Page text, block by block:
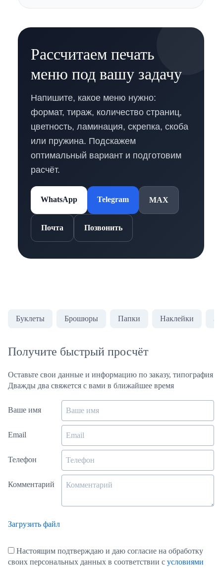
Рассчитаем печать
меню под вашу задачу
Напишите, какое меню нужно:
формат, тираж, количество страниц,
цветность, ламинация, скрепка, скоба
или пружина. Подскажем
оптимальный вариант и подготовим
расчёт.
WhatsApp Telegram MAX
Почта Позвонить
Буклеты Брошюры Папки Наклейки
Получите быстрый просчёт
Оставьте свои данные и информацию по заказу, типография
Дважды два свяжется с вами в ближайшее время
Ваше имя
Email
Телефон
Комментарий
Загрузить файл
Настоящим подтверждаю и даю согласие на обработку
своих персональных данных в соответствии с условиями